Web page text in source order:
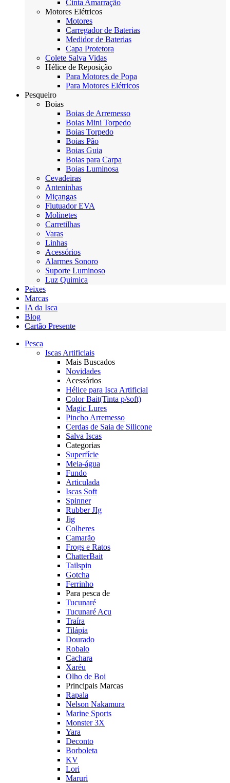
Cinta Amarração
Motores Elétricos
Motores
Carregador de Baterias
Medidor de Baterias
Capa Protetora
Colete Salva Vidas
Hélice de Reposição
Para Motores de Popa
Para Motores Elétricos
Pesqueiro
Boias
Boias de Arremesso
Boias Mini Torpedo
Boias Torpedo
Boias Pão
Boias Guia
Boias para Carpa
Boias Luminosa
Cevadeiras
Anteninhas
Miçangas
Flutuador EVA
Molinetes
Carretilhas
Varas
Linhas
Acessórios
Alarmes Sonoro
Suporte Luminoso
Luz Quimica
Peixes
Marcas
IA da Isca
Blog
Cartão Presente
Pesca
Iscas Artificiais
Mais Buscados
Novidades
Acessórios
Hélice para Isca Artificial
Color Bait(Tinta p/soft)
Magic Lures
Pincho Arremesso
Cerdas de Saia de Silicone
Salva Iscas
Categorias
Superfície
Meia-água
Fundo
Articulada
Iscas Soft
Spinner
Rubber JIg
Jig
Colheres
Camarão
Frogs e Ratos
ChatterBait
Tailspin
Gotcha
Ferrinho
Para pesca de
Tucunaré
Tucunaré Açu
Traíra
Tilápia
Dourado
Robalo
Cachara
Xaréu
Olho de Boi
Principais Marcas
Rapala
Nelson Nakamura
Marine Sports
Monster 3X
Yara
Deconto
Borboleta
KV
Lori
Maruri